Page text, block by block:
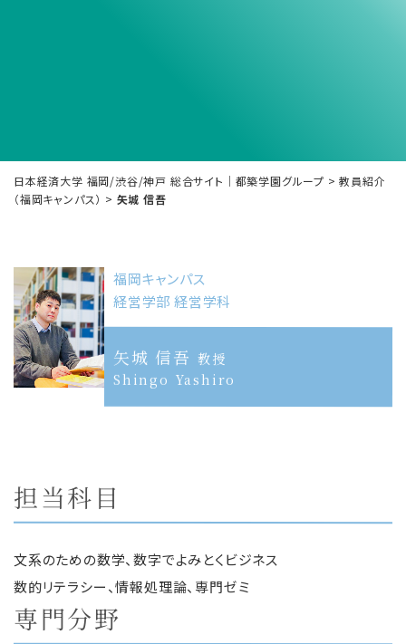
日本経済大学 福岡/渋谷/神戸 総合サイト｜都築学園グループ >教員紹介
（福岡キャンパス） > 矢城 信吾
福岡キャンパス
経営学部 経営学科
矢城 信吾 教授
Shingo Yashiro
担当科目
文系のための数学、数字でよみとくビジネス
数的リテラシー、情報処理論、専門ゼミ
専門分野